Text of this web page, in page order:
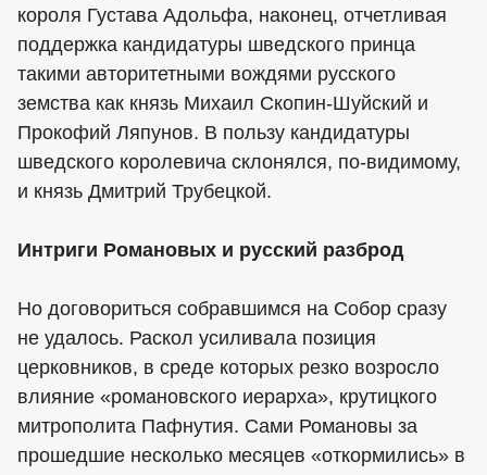
короля Густава Адольфа, наконец, отчетливая
поддержка кандидатуры шведского принца
такими авторитетными вождями русского
земства как князь Михаил Скопин-Шуйский и
Прокофий Ляпунов. В пользу кандидатуры
шведского королевича склонялся, по-видимому,
и князь Дмитрий Трубецкой.
Интриги Романовых и русский разброд
Но договориться собравшимся на Собор сразу
не удалось. Раскол усиливала позиция
церковников, в среде которых резко возросло
влияние «романовского иерарха», крутицкого
митрополита Пафнутия. Сами Романовы за
прошедшие несколько месяцев «откормились» в